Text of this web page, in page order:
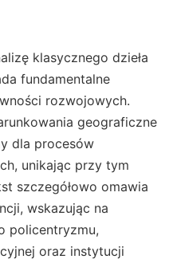
klasycznego dzieła
fundamentalne
rozwojowych.
geograficzne
dla procesów
unikając przy tym
szczegółowo omawia
wskazując na
policentryzmu,
oraz instytucji